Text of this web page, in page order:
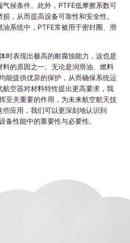
候条件。此外，PTFE低摩擦系数可
，从而提高设备可靠性和安全性。
系统中，PTFE常被用于密封圈、滑
时表现出极高的耐腐蚀能力，这也是
的原因之一。无论是润滑油、燃料
能提供优异的保护，从而确保系统运
空器对材料特性提出更高要求，我
至关重要的作用，为未来航空航天技
应用，我们可以更深刻地认识到
备性能中的重要性与必要性。